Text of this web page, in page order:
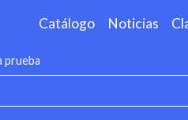
Catálogo Noticias
prueba